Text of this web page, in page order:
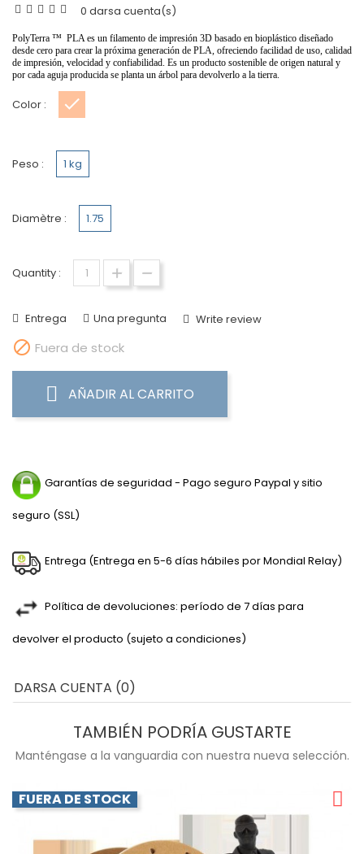
0 darsa cuenta(s)
PolyTerra ™ PLA es un filamento de impresión 3D basado en bioplástico diseñado
desde cero para crear la próxima generación de PLA, ofreciendo facilidad de uso, calidad
de impresión, velocidad y confiabilidad. Es un producto sostenible de origen natural y
por cada aguja producida se planta un árbol para devolverlo a la tierra.
Color :
Peso : 1 kg
Diamètre : 1.75
Quantity :
Entrega Una pregunta Write review
 Fuera de stock
AÑADIR AL CARRITO
Garantías de seguridad - Pago seguro Paypal y sitio
seguro (SSL)
Entrega (Entrega en 5-6 días hábiles por Mondial Relay)
Política de devoluciones: período de 7 días para
devolver el producto (sujeto a condiciones)
DARSA CUENTA (0)
TAMBIÉN PODRÍA GUSTARTE
Manténgase a la vanguardia con nuestra nueva selección.
FUERA DE STOCK